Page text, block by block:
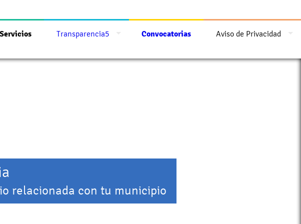
Transparencia5 Convocatorias Aviso de Privacidad
relacionada con tu municipio